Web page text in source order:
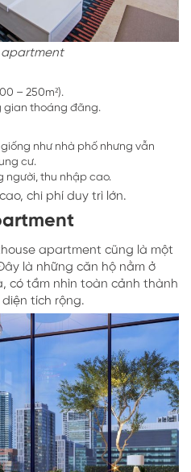
apartment
– 250m²).
gian thoáng đãng.
như nhà phố nhưng vẫn
cư.
người, thu nhập cao.
chi phí duy trì lớn.
apartment cũng là một
là những căn hộ nằm ở
có tầm nhìn toàn cảnh thành
tích rộng.